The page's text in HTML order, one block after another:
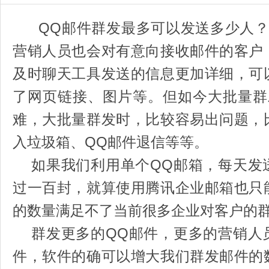
QQ邮件群发最多可以发送多少人
营销人员也会对有意向接收邮件的客
及时聊天工具发送的信息更加详细，
了网页链接、图片等。但如今大批量
难，大批量群发时，比较容易出问题
入垃圾箱、QQ邮件退信等等。
如果我们利用单个QQ邮箱，每天发
过一百封，就算使用腾讯企业邮箱也
的数量满足不了当前很多企业对客
群发更多的QQ邮件，更多的营销人
件，软件的确可以增大我们群发邮件